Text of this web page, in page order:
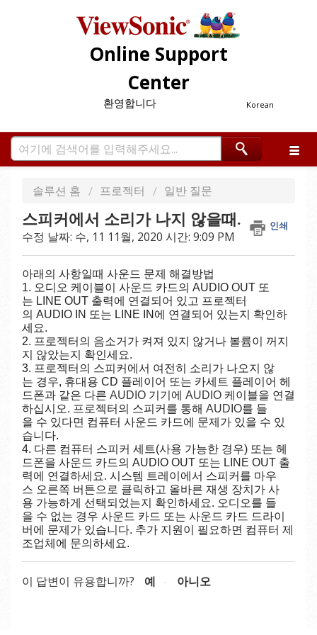
Online Support
Center
Korean
환영합니다
솔루션 홈 프로젝터 일반 질문
스피커에서 소리가 나지 않을때. 인쇄
수정 날짜: 수, 11 11월, 2020 시간: 9:09 PM
아래의 사항일때 사운드 문제 해결방법
1. 오디오 케이블이 사운드 카드의 AUDIO OUT 또
는 LINE OUT 출력에 연결되어 있고 프로젝터
의 AUDIO IN 또는 LINE IN 에 연결되어 있는지
확인하
세요.
2. 프로젝터의 음소거가 켜져 있지 않거나 볼륨이
꺼지
지
않았는지 확인세요.
3. 프로젝터의 스피커에서 여전히 소리가 나오지
않
는 경우, 휴대용 CD 플레이어 또는 카세트 플레이어 헤
드폰과 같은 다른 AUDIO 기기에 AUDIO 케이블을 연결
하십시오. 프로젝터의 스피커를 통해 AUDIO를 들
을 수 있다면 컴퓨터 사운드 카드에 문제가 있을 수 있
습니다.
4. 다른 컴퓨터 스피커 세트(사용 가능한 경우) 또는 헤
드폰을 사운드 카드의 AUDIO OUT 또는 LINE OUT 출
력에 연결하세요. 시스템 트레이에서 스피커를 마우
스 오른쪽 버튼으로 클릭하고 올바른 재생 장치가 사
용 가능하게 선택되었는지 확인하세요. 오디오를 들
을 수 없는 경우 사운드 카드 또는 사운드 카드 드라이
버에 문제가 있습니다. 추가 지원이 필요하면 컴퓨터 제
조업체에 문의하세요.
이 답변이 유용합니까? 예 아니오